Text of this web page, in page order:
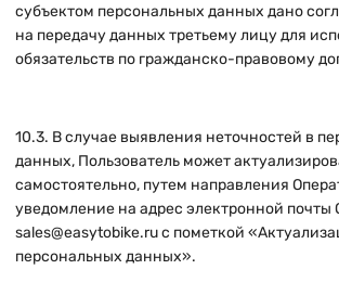
субъектом персональных данных дано
на передачу данных третьему лицу для
обязательств по гражданско-правовому
10.3. В случае выявления неточностей в
данных, Пользователь может
самостоятельно, путем направления
уведомление на адрес электронной почты
sales@easytobike.ruс пометкой
персональных данных».